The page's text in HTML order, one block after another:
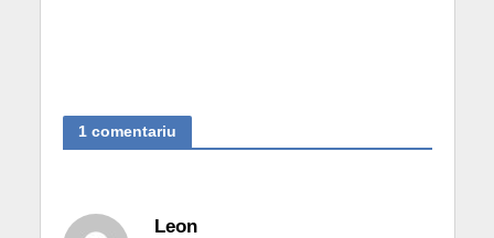
1 comentariu
Leon